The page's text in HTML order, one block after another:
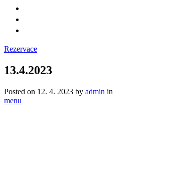
Rezervace
13.4.2023
Posted on 12. 4. 2023 by admin in
menu